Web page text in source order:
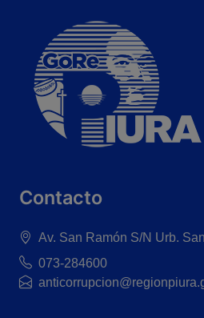
Contacto
Av. San Ramón S/N Urb.
073-284600